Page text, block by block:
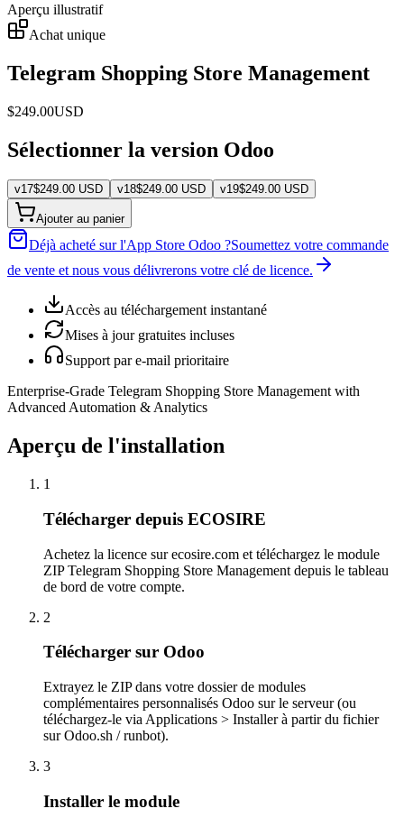
Aperçu illustratif
Achat unique
Telegram Shopping Store Management
$249.00USD
Sélectionner la version Odoo
v17$249.00 USD v18$249.00 USD v19$249.00 USD
Ajouter au panier
Déjà acheté sur l'App Store Odoo ?Soumettez votre commande
de vente et nous vous délivrerons votre clé de licence.
Accès au téléchargement instantané
Mises à jour gratuites incluses
Support par e-mail prioritaire
Enterprise-Grade Telegram Shopping Store Management with
Advanced Automation & Analytics
Aperçu de l'installation
1
Télécharger depuis ECOSIRE
Achetez la licence sur ecosire.com et téléchargez le module
ZIP Telegram Shopping Store Management depuis le tableau
de bord de votre compte.
2
Télécharger sur Odoo
Extrayez le ZIP dans votre dossier de modules
complémentaires personnalisés Odoo sur le serveur (ou
téléchargez-le via Applications > Installer à partir du fichier
sur Odoo.sh / runbot).
3
Installer le module